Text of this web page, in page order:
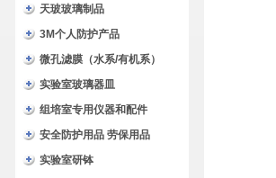
天玻玻璃制品
3M个人防护产品
微孔滤膜（水系/有机系）
实验室玻璃器皿
组培室专用仪器和配件
安全防护用品 劳保用品
实验室研钵